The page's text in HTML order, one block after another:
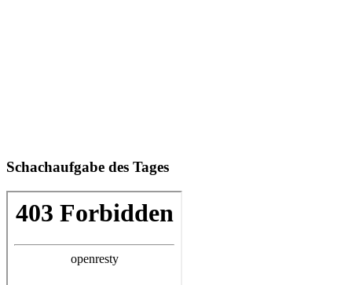
Schachaufgabe des Tages